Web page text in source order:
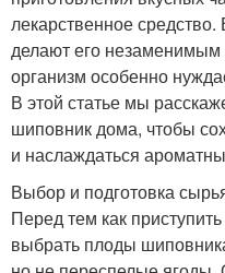
лекарственное
делают его незаменимым
организм особенно
В этой статье мы
шиповник дома, чтобы
и наслаждаться
Выбор и подготовка
Перед тем как
выбрать плоды